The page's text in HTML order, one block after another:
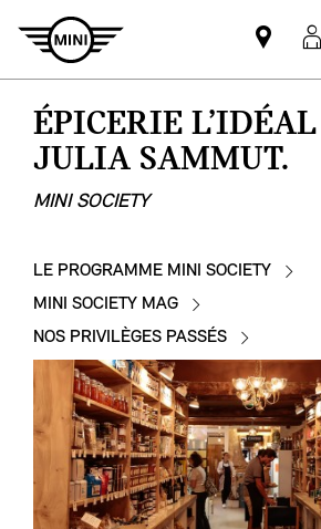
un
MINI
ÉPICERIE
JULIA SAMMUT.
MINI SOCIETY
LE PROGRAMME MINI SOCIETY
MINI SOCIETY MAG
NOS PRIVILÈGES PASSÉS